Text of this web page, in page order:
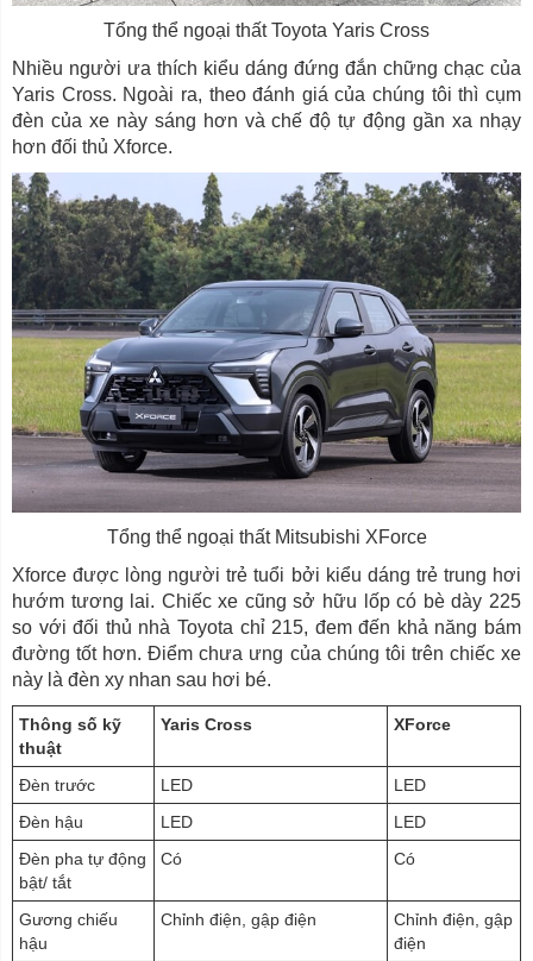
Tổng thể ngoại thất Toyota Yaris Cross
Nhiều người ưa thích kiểu dáng đứng đắn chững chạc của
Yaris Cross. Ngoài ra, theo đánh giá của chúng tôi thì cụm
đèn của xe này sáng hơn và chế độ tự động gần xa nhạy
hơn đối thủ Xforce.
Tổng thể ngoại thất Mitsubishi XForce
Xforce được lòng người trẻ tuổi bởi kiểu dáng trẻ trung hơi
hướm tương lai. Chiếc xe cũng sở hữu lốp có bè dày 225
so với đối thủ nhà Toyota chỉ 215, đem đến khả năng bám
đường tốt hơn. Điểm chưa ưng của chúng tôi trên chiếc xe
này là đèn xy nhan sau hơi bé.
Thông số kỹ
thuật
Yaris Cross XForce
Đèn trước LED
LED
Đèn hậu
LED
LED
Đèn pha tự động
bật/ tắt
Có Có
Gương chiếu
hậu
Chỉnh điện, gập điện
Chỉnh điện, gập
điện